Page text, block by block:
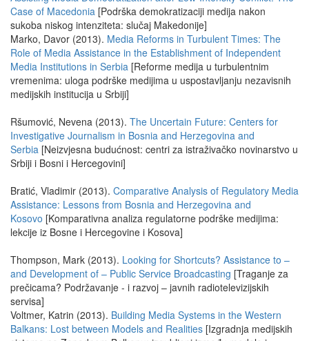
Case of Macedonia [Podrška demokratizaciji medija nakon
sukoba niskog intenziteta: slučaj Makedonije]
Marko, Davor (2013). Media Reforms in Turbulent Times: The
Role of Media Assistance in the Establishment of Independent
Media Institutions in Serbia [Reforme medija u turbulentnim
vremenima: uloga podrške medijima u uspostavljanju nezavisnih
medijskih institucija u Srbiji]
Ršumović, Nevena (2013). The Uncertain Future: Centers for
Investigative Journalism in Bosnia and Herzegovina and
Serbia [Neizvjesna budućnost: centri za istraživačko novinarstvo u
Srbiji i Bosni i Hercegovini]
Bratić, Vladimir (2013). Comparative Analysis of Regulatory Media
Assistance: Lessons from Bosnia and Herzegovina and
Kosovo [Komparativna analiza regulatorne podrške medijima:
lekcije iz Bosne i Hercegovine i Kosova]
Thompson, Mark (2013). Looking for Shortcuts? Assistance to –
and Development of – Public Service Broadcasting [Traganje za
prečicama? Podržavanje - i razvoj – javnih radiotelevizijskih
servisa]
Voltmer, Katrin (2013). Building Media Systems in the Western
Balkans: Lost between Models and Realities [Izgradnja medijskih